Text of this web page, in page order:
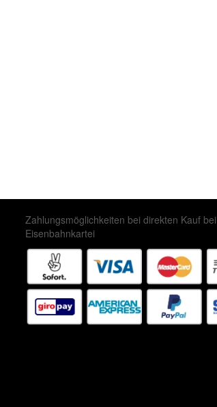
Zahlungsmöglichkeiten bei direkten Kauf bei
Eisenbahnkartei